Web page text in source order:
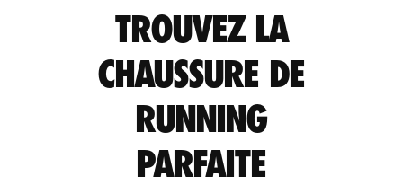
TROUVEZ LA
CHAUSSURE DE
RUNNING
PARFAITE